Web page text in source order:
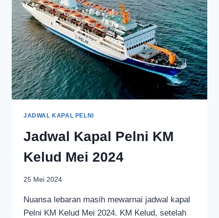
JADWAL KAPAL PELNI
Jadwal Kapal Pelni KM
Kelud Mei 2024
25 Mei 2024
Nuansa lebaran masih mewarnai jadwal kapal
Pelni KM Kelud Mei 2024. KM Kelud, setelah